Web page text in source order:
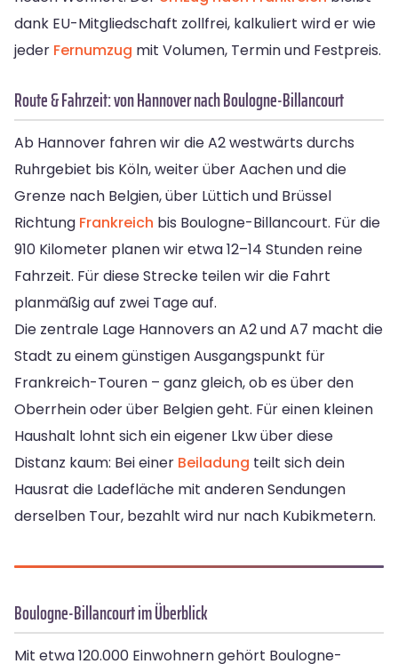
dank EU-Mitgliedschaft zollfrei, kalkuliert wird er wie
jeder Fernumzug mit Volumen, Termin und Festpreis.
Route & Fahrzeit: von Hannover nach Boulogne-Billancourt
Ab Hannover fahren wir die A2 westwärts durchs
Ruhrgebiet bis Köln, weiter über Aachen und die
Grenze nach Belgien, über Lüttich und Brüssel
Richtung Frankreich bis Boulogne-Billancourt. Für die
910 Kilometer planen wir etwa 12–14 Stunden reine
Fahrzeit. Für diese Strecke teilen wir die Fahrt
planmäßig auf zwei Tage auf.
Die zentrale Lage Hannovers an A2 und A7 macht die
Stadt zu einem günstigen Ausgangspunkt für
Frankreich-Touren – ganz gleich, ob es über den
Oberrhein oder über Belgien geht. Für einen kleinen
Haushalt lohnt sich ein eigener Lkw über diese
Distanz kaum: Bei einer Beiladung teilt sich dein
Hausrat die Ladefläche mit anderen Sendungen
derselben Tour, bezahlt wird nur nach Kubikmetern.
Boulogne-Billancourt im Überblick
Mit etwa 120.000 Einwohnern gehört Boulogne-